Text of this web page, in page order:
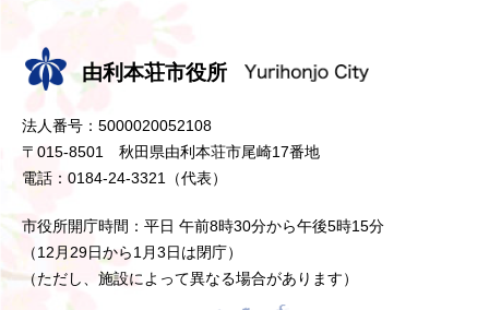
由利本荘市役所
法人番号：5000020052108
〒015-8501 秋田県由利本荘市尾崎17番地
電話：0184-24-3321（代表）
市役所開庁時間：平日 午前8時30分から午後5時15分
（12月29日から1月3日は閉庁）
（ただし、施設によって異なる場合があります）